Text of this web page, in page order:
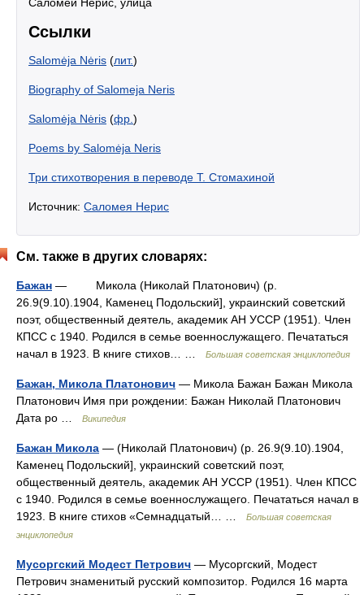
Саломеи Нерис, улица
Ссылки
Salomėja Nėris (лит.)
Biography of Salomeja Neris
Salomėja Nėris (фр.)
Poems by Salomėja Neris
Три стихотворения в переводе Т. Стомахиной
Источник: Саломея Нерис
См. также в других словарях:
Бажан — Микола (Николай Платонович) (p.
26.9(9.10).1904, Каменец Подольский], украинский советский
поэт, общественный деятель, академик АН УССР (1951). Член
КПСС с 1940. Родился в семье военнослужащего. Печататься
начал в 1923. В книге стихов… …
Большая советская энциклопедия
Бажан, Микола Платонович — Микола Бажан Бажан Микола
Платонович Имя при рождении: Бажан Николай Платонович
Дата ро …
Википедия
Бажан Микола — (Николай Платонович) (p. 26.9(9.10).1904,
Каменец Подольский], украинский советский поэт,
общественный деятель, академик АН УССР (1951). Член КПСС
с 1940. Родился в семье военнослужащего. Печататься начал в
1923. В книге стихов «Семнадцатый… …
Большая советская
энциклопедия
Мусоргский Модест Петрович — Мусоргский, Модест
Петрович знаменитый русский композитор. Родился 16 марта